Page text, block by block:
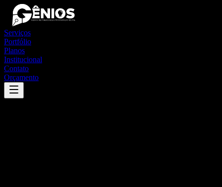
Serviços
Portfólio
Planos
Institucional
Contato
Orçamento